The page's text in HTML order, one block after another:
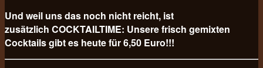
Und weil uns das noch nicht reicht, ist
zusätzlich COCKTAILTIME: Unsere frisch gemixten
Cocktails gibt es heute für 6,50 Euro!!!